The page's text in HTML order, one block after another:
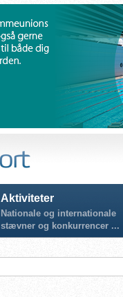
Aktiviteter
Nationale og internationale
stævner og konkurrencer ...